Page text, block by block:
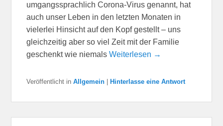
umgangssprachlich Corona-Virus genannt, hat
auch unser Leben in den letzten Monaten in
vielerlei Hinsicht auf den Kopf gestellt – uns
gleichzeitig aber so viel Zeit mit der Familie
geschenkt wie niemalsWeiterlesen →
Veröffentlicht in Allgemein Hinterlasse eine Antwort